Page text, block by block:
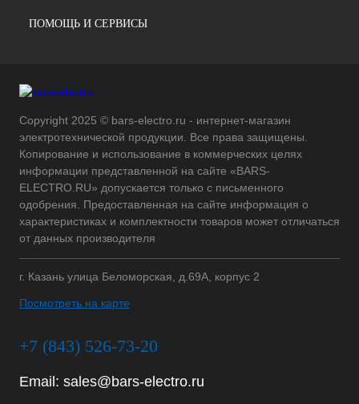
ПОМОЩЬ И СЕРВИСЫ
Copyright 2025 © bars-electro.ru - интернет-магазин
электротехнической продукции. Все права защищены.
Копирование и использование в коммерческих целях
информации представленной на сайте «BARS-
ELECTRO.RU» допускается только с письменного
одобрения. Предоставленная на сайте информация о
характеристиках и комплектности товаров может отличаться
от данных производителя
г. Казань улица Беломорская, д.69А, корпус 2
Посмотреть на карте
+7 (843) 526-73-20
Email: sales@bars-electro.ru